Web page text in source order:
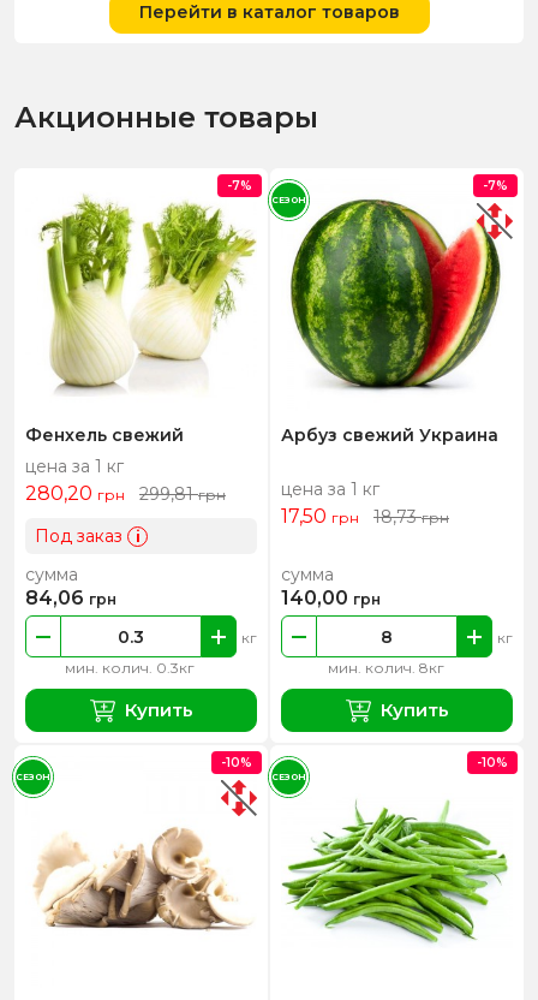
Перейти в каталог товаров
Акционные товары
Фенхель свежий
цена за 1 кг
280,20 грн 299,81грн
Под заказ i
мин. колич. 0.3кг
кг
сумма
84,06 грн
Купить
-7%
Арбуз свежий Украина
цена за 1 кг
17,50 грн 18,73грн
мин. колич. 8кг
кг
сумма
140,00 грн
Купить
-7%
СЕЗОН
-10%
СЕЗОН
-10%
СЕЗОН